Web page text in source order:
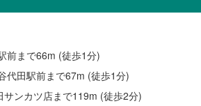
前まで66m (徒歩1分)
代田駅前まで67m (徒歩1分)
サンカツ店まで119m (徒歩2分)